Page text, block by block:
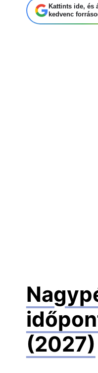
Kattints ide, és
kedvenc
(2027)